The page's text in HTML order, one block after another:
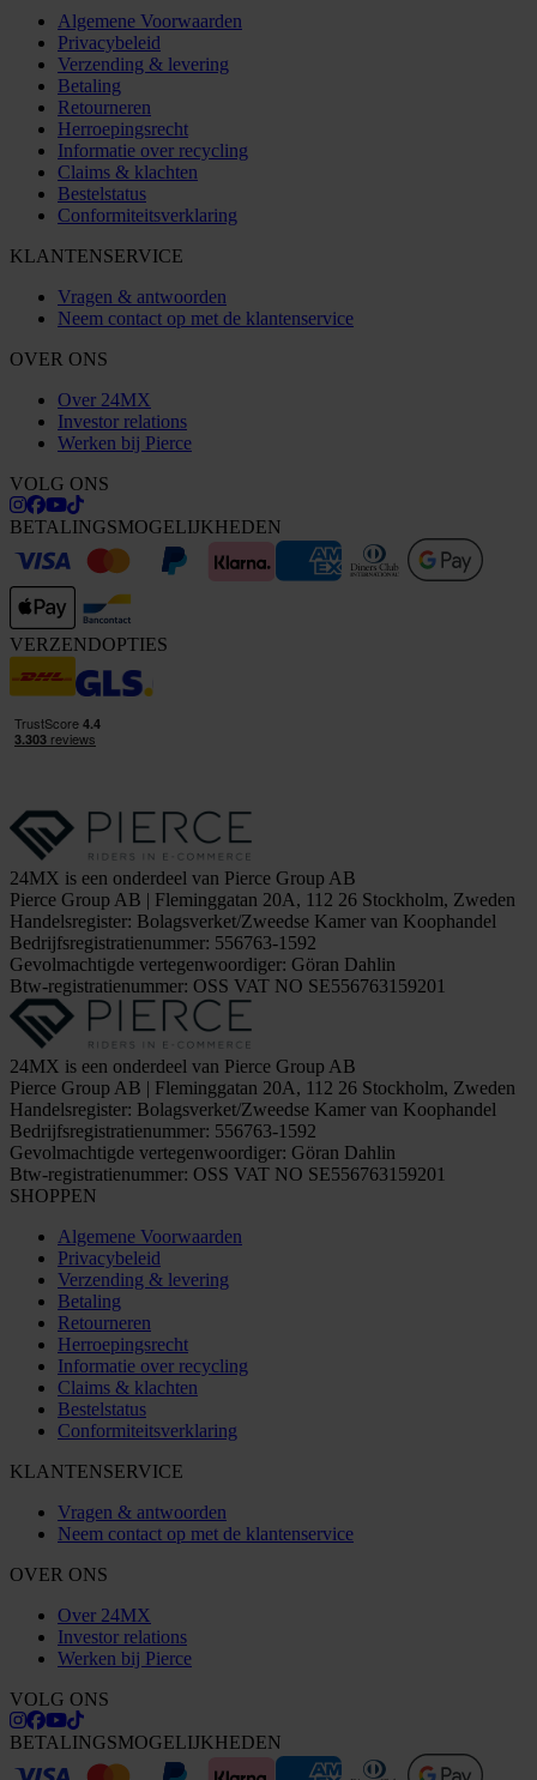
Algemene Voorwaarden
Privacybeleid
Verzending & levering
Betaling
Retourneren
Herroepingsrecht
Informatie over recycling
Claims & klachten
Bestelstatus
Conformiteitsverklaring
KLANTENSERVICE
Vragen & antwoorden
Neem contact op met de klantenservice
OVER ONS
Over 24MX
Investor relations
Werken bij Pierce
VOLG ONS
BETALINGSMOGELIJKHEDEN
VERZENDOPTIES
24MX is een onderdeel van Pierce Group AB
Pierce Group AB | Fleminggatan 20A, 112 26 Stockholm, Zweden
Handelsregister: Bolagsverket/Zweedse Kamer van Koophandel
Bedrijfsregistratienummer: 556763-1592
Gevolmachtigde vertegenwoordiger: Göran Dahlin
Btw-registratienummer: OSS VAT NO SE556763159201
24MX is een onderdeel van Pierce Group AB
Pierce Group AB | Fleminggatan 20A, 112 26 Stockholm, Zweden
Handelsregister: Bolagsverket/Zweedse Kamer van Koophandel
Bedrijfsregistratienummer: 556763-1592
Gevolmachtigde vertegenwoordiger: Göran Dahlin
Btw-registratienummer: OSS VAT NO SE556763159201
SHOPPEN
Algemene Voorwaarden
Privacybeleid
Verzending & levering
Betaling
Retourneren
Herroepingsrecht
Informatie over recycling
Claims & klachten
Bestelstatus
Conformiteitsverklaring
KLANTENSERVICE
Vragen & antwoorden
Neem contact op met de klantenservice
OVER ONS
Over 24MX
Investor relations
Werken bij Pierce
VOLG ONS
BETALINGSMOGELIJKHEDEN